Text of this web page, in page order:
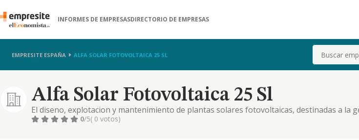
INFORMES DE EMPRESASDIRECTORIO DE EMPRESAS
EMPRESITE ESPAÑA ALFA SOLAR FOTOVOLTAICA 25 SL Buscar
Alfa Solar Fotovoltaica 25 Sl
El diseno, explotacion y mantenimiento de plantas solares fotovoltaicas, destinadas a la
de energia electrica
0/5( 0 votos)